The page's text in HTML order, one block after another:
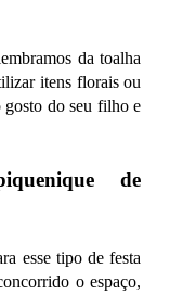
da toalha
itens florais ou
gosto do seu filho e
de
esse tipo de festa
o espaço,